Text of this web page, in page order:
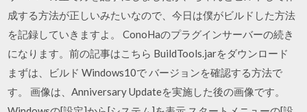
成する方法が正しいみたいなので、今日は僕がビルドした方法
を記録していきますよ。 ConoHaのプラグインサーバーの続き
になります。前の記事はこちら BuildTools.jarをダウンロード
まずは、ビルド Windows10で バージョンを確認する方法で
す。 画像は、Anniversary Updateを実施した後の画像です。